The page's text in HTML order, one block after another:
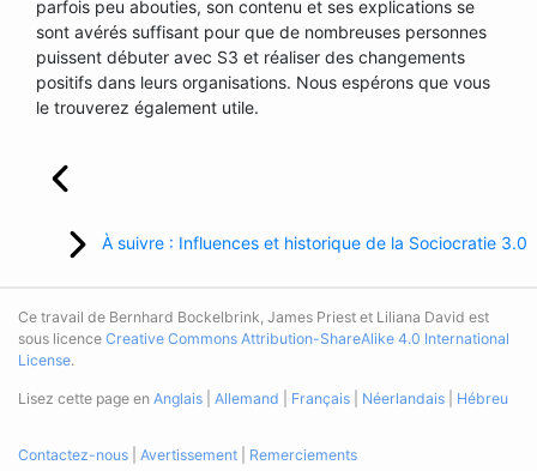
parfois peu abouties, son contenu et ses explications se
sont avérés suffisant pour que de nombreuses personnes
puissent débuter avec S3 et réaliser des changements
positifs dans leurs organisations. Nous espérons que vous
le trouverez également utile.
À suivre : Influences et historique de la Sociocratie 3.0
Ce travail de Bernhard Bockelbrink, James Priest et Liliana David est
sous licence Creative Commons Attribution-ShareAlike 4.0 International
License.
Lisez cette page en Anglais Allemand Français Néerlandais Hébreu
Contactez-nous Avertissement Remerciements